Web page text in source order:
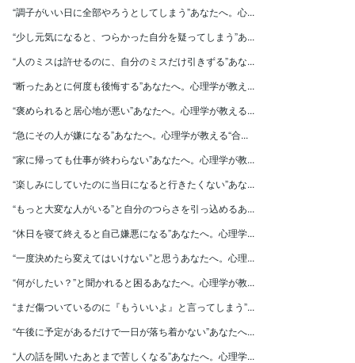
“調子がいい日に全部やろうとしてしまう”あなたへ。心...
“少し元気になると、つらかった自分を疑ってしまう”あ...
“人のミスは許せるのに、自分のミスだけ引きずる”あな...
“断ったあとに何度も後悔する”あなたへ。心理学が教え...
“褒められると居心地が悪い”あなたへ。心理学が教える...
“急にその人が嫌になる”あなたへ。心理学が教える“合...
“家に帰っても仕事が終わらない”あなたへ。心理学が教...
“楽しみにしていたのに当日になると行きたくない”あな...
“もっと大変な人がいる”と自分のつらさを引っ込めるあ...
“休日を寝て終えると自己嫌悪になる”あなたへ。心理学...
“一度決めたら変えてはいけない”と思うあなたへ。心理...
“何がしたい？”と聞かれると困るあなたへ。心理学が教...
“まだ傷ついているのに『もういいよ』と言ってしまう”...
“午後に予定があるだけで一日が落ち着かない”あなたへ...
“人の話を聞いたあとまで苦しくなる”あなたへ。心理学...